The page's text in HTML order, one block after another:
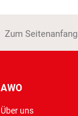
Zum Seitenanfang
AWO
Über uns